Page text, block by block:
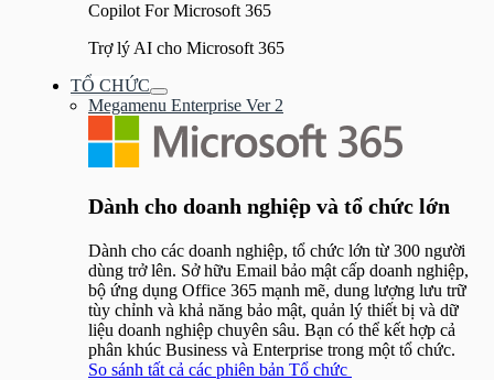
Copilot For Microsoft 365
Trợ lý AI cho Microsoft 365
TỔ CHỨC
Bật/tắt
Menu
Megamenu Enterprise Ver 2
Dành cho doanh nghiệp và tổ chức lớn
Dành cho các doanh nghiệp, tổ chức lớn từ 300 người
dùng trở lên. Sở hữu Email bảo mật cấp doanh nghiệp,
bộ ứng dụng Office 365 mạnh mẽ, dung lượng lưu trữ
tùy chỉnh và khả năng bảo mật, quản lý thiết bị và dữ
liệu doanh nghiệp chuyên sâu. Bạn có thể kết hợp cả
phân khúc Business và Enterprise trong một tổ chức.
So sánh tất cả các phiên bản Tổ chức